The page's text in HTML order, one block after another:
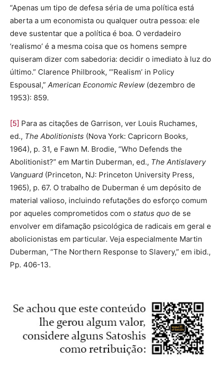
“Apenas um tipo de defesa séria de uma política está
aberta a um economista ou qualquer outra pessoa: ele
deve sustentar que a política é boa. O verdadeiro
‘realismo’ é a mesma coisa que os homens sempre
quiseram dizer com sabedoria: decidir o imediato à luz do
último.” Clarence Philbrook, “’Realism’ in Policy
Espousal,” American Economic Review (dezembro de
1953): 859.
[5] Para as citações de Garrison, ver Louis Ruchames,
ed., The Abolitionists (Nova York: Capricorn Books,
1964), p. 31, e Fawn M. Brodie, “Who Defends the
Abolitionist?” em Martin Duberman, ed., The Antislavery
Vanguard (Princeton, NJ: Princeton University Press,
1965), p. 67. O trabalho de Duberman é um depósito de
material valioso, incluindo refutações do esforço comum
por aqueles comprometidos com o status quo de se
envolver em difamação psicológica de radicais em geral e
abolicionistas em particular. Veja especialmente Martin
Duberman, “The Northern Response to Slavery,” em ibid.,
Pp. 406-13.